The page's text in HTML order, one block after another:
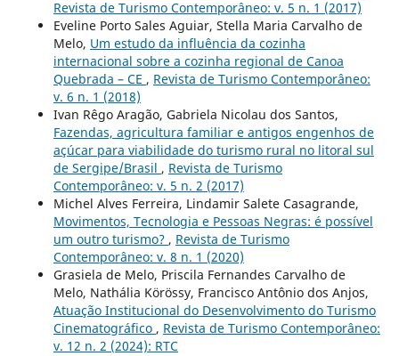
Revista de Turismo Contemporâneo: v. 5 n. 1 (2017)
Eveline Porto Sales Aguiar, Stella Maria Carvalho de
Melo, Um estudo da influência da cozinha
internacional sobre a cozinha regional de Canoa
Quebrada – CE , Revista de Turismo Contemporâneo:
v. 6 n. 1 (2018)
Ivan Rêgo Aragão, Gabriela Nicolau dos Santos,
Fazendas, agricultura familiar e antigos engenhos de
açúcar para viabilidade do turismo rural no litoral sul
de Sergipe/Brasil , Revista de Turismo
Contemporâneo: v. 5 n. 2 (2017)
Michel Alves Ferreira, Lindamir Salete Casagrande,
Movimentos, Tecnologia e Pessoas Negras: é possível
um outro turismo? , Revista de Turismo
Contemporâneo: v. 8 n. 1 (2020)
Grasiela de Melo, Priscila Fernandes Carvalho de
Melo, Nathália Körössy, Francisco Antônio dos Anjos,
Atuação Institucional do Desenvolvimento do Turismo
Cinematográfico , Revista de Turismo Contemporâneo:
v. 12 n. 2 (2024): RTC